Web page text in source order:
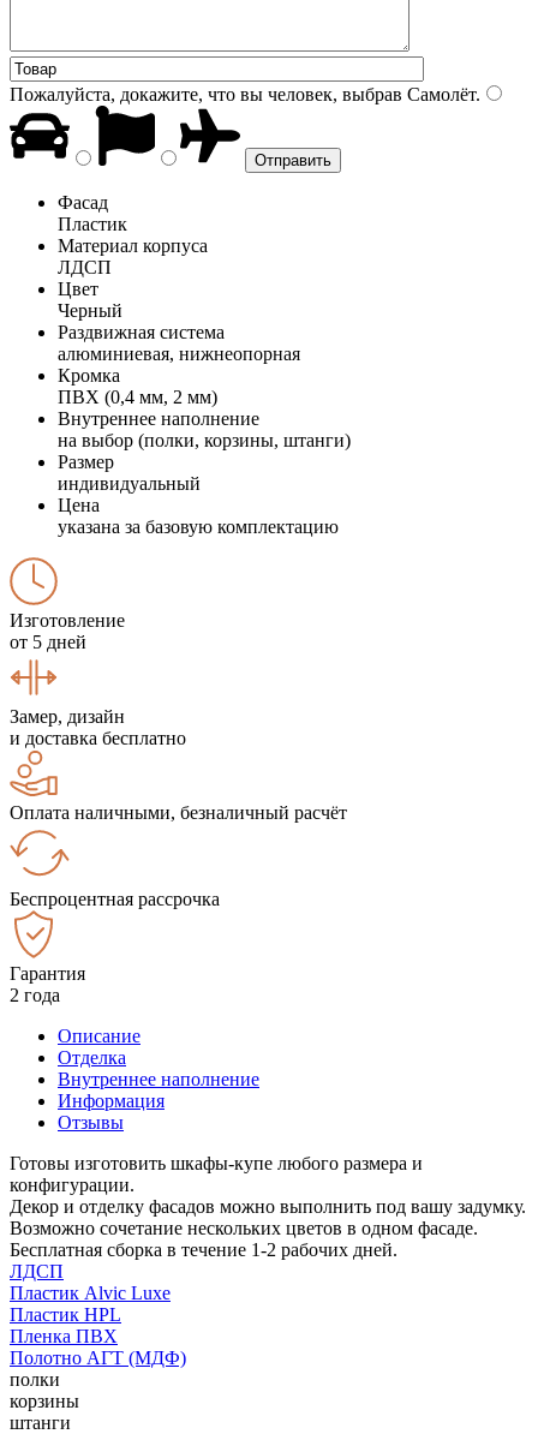
Пожалуйста, докажите, что вы человек, выбрав Самолёт.
Фасад
Пластик
Материал корпуса
ЛДСП
Цвет
Черный
Раздвижная система
алюминиевая, нижнеопорная
Кромка
ПВХ (0,4 мм, 2 мм)
Внутреннее наполнение
на выбор (полки, корзины, штанги)
Размер
индивидуальный
Цена
указана за базовую комплектацию
Изготовление
от 5 дней
Замер, дизайн
и доставка бесплатно
Оплата наличными, безналичный расчёт
Беспроцентная рассрочка
Гарантия
2 года
Описание
Отделка
Внутреннее наполнение
Информация
Отзывы
Готовы изготовить шкафы-купе любого размера и
конфигурации.
Декор и отделку фасадов можно выполнить под вашу задумку.
Возможно сочетание нескольких цветов в одном фасаде.
Бесплатная сборка в течение 1-2 рабочих дней.
ЛДСП
Пластик Alvic Luxe
Пластик HPL
Пленка ПВХ
Полотно АГТ (МДФ)
полки
корзины
штанги